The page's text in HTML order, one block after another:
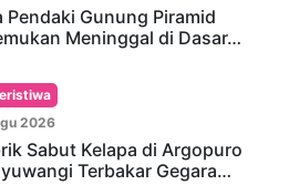
Pendaki Gunung Piramid
Meninggal di Dasar…
2026
Sabut Kelapa di Argopuro
Terbakar Gegara…